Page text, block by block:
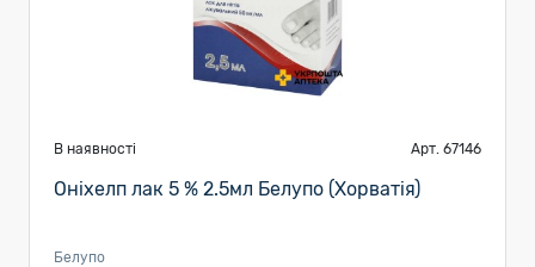
В наявності Арт. 67146
Оніхелп лак 5 % 2.5мл Белупо (Хорватія)
Белупо